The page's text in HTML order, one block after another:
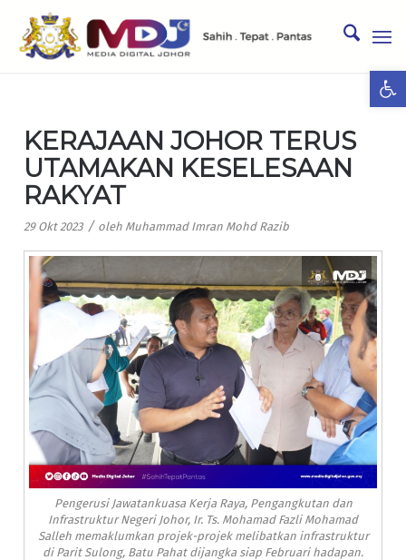
KERAJAAN JOHOR TERUS
UTAMAKAN KESELESAAN
RAKYAT
29 Okt 2023 / oleh Muhammad Imran Mohd Razib
Pengerusi Jawatankuasa Kerja Raya, Pengangkutan dan
Infrastruktur Negeri Johor, Ir. Ts. Mohamad Fazli Mohamad
Salleh memaklumkan projek-projek melibatkan infrastruktur
di Parit Sulong, Batu Pahat dijangka siap Februari hadapan.